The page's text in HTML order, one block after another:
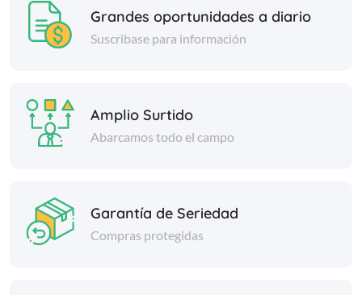
Grandes oportunidades a diario
Suscribase para información
Amplio Surtido
Abarcamos todo el campo
Garantía de Seriedad
Compras protegidas